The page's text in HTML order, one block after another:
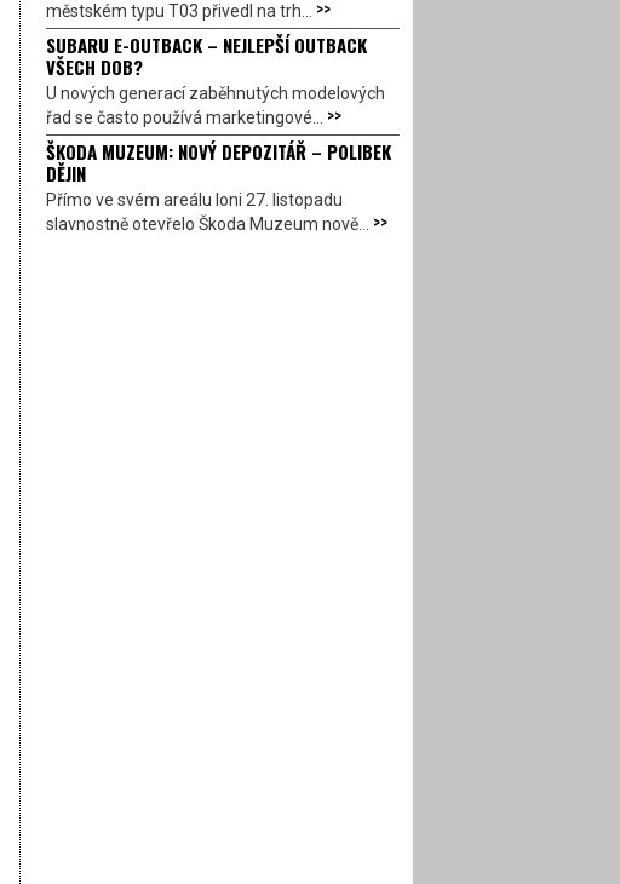
městském typu T03 přivedl na trh... >>
SUBARU E-OUTBACK – NEJLEPŠÍ OUTBACK
VŠECH DOB?
U nových generací zaběhnutých modelových
řad se často používá marketingové... >>
ŠKODA MUZEUM: NOVÝ DEPOZITÁŘ – POLIBEK
DĚJIN
Přímo ve svém areálu loni 27. listopadu
slavnostně otevřelo Škoda Muzeum nově... >>